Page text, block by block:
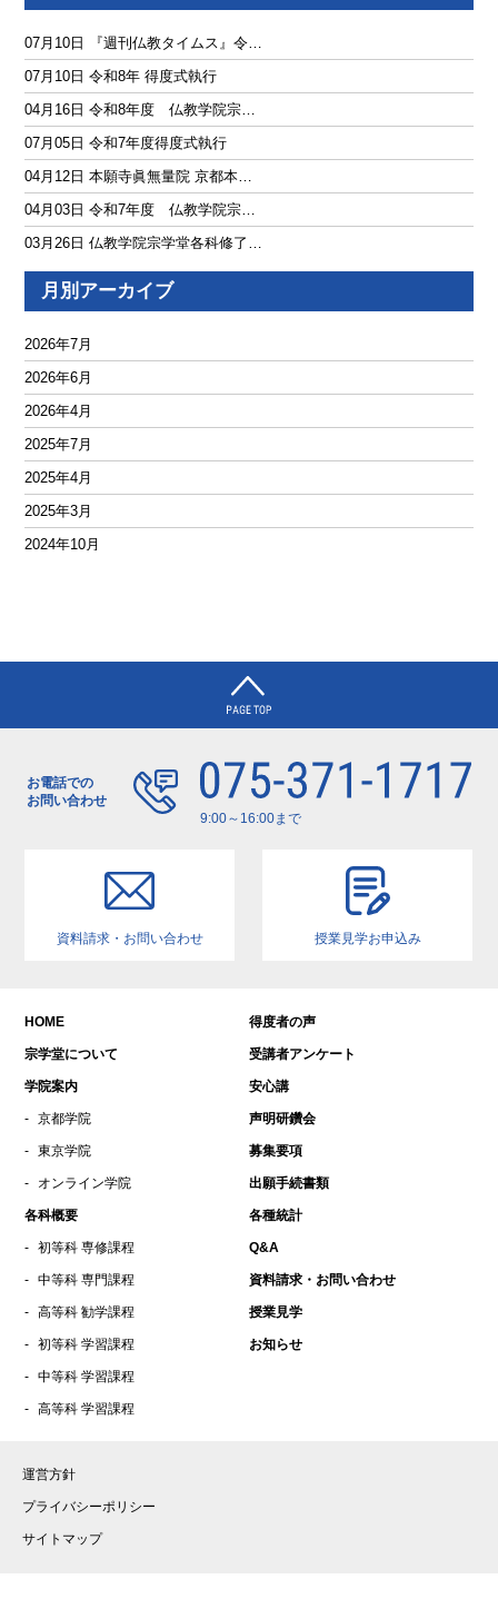
07月10日 『週刊仏教タイムス』令…
07月10日 令和8年 得度式執行
04月16日 令和8年度 仏教学院宗…
07月05日 令和7年度得度式執行
04月12日 本願寺眞無量院 京都本…
04月03日 令和7年度 仏教学院宗…
03月26日 仏教学院宗学堂各科修了…
06月11日 仏教学院宗学堂 第１６…
05月21日 仏教学院宗学堂 第15回…
01月05日 令和４年度 修正会 法…
12月22日 令和４年度 御正忌報恩…
12月04日 仏事体験講座 ＠東京学…
11月11日 仏事体験講座 ＠京都学…
10月15日 令和４年度 秋季彼岸会 …
09月01日 令和4年度 盂蘭盆会 法…
06月26日 いざ、人生の第２ステー…
04月09日 仏教学院宗学堂 第１４…
月別アーカイブ
2026年7月
2026年6月
2026年4月
2025年7月
2025年4月
2025年3月
2024年10月
2023年6月
2023年5月
2022年10月
2022年5月
2022年4月
2022年3月
2021年11月
2021年9月
2021年8月
2021年7月
2021年5月
2021年4月
2021年3月
2021年2月
2021年1月
2020年10月
2020年9月
2020年8月
お電話での
お問い合わせ
9:00～16:00まで
資料請求・お問い合わせ 授業見学お申込み
HOME
宗学堂について
学院案内
京都学院
東京学院
オンライン学院
各科概要
初等科 専修課程
中等科 専門課程
高等科 勧学課程
初等科 学習課程
中等科 学習課程
高等科 学習課程
得度者の声
受講者アンケート
安心講
声明研鑽会
募集要項
出願手続書類
各種統計
Q&A
資料請求・お問い合わせ
授業見学
お知らせ
運営方針
プライバシーポリシー
サイトマップ